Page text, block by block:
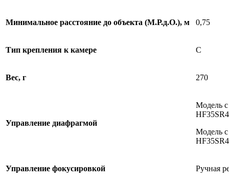
Минимальное расстояние до объекта (М.Р.д.О.), м 0,75
Тип крепления к камере C
Вес, г 270
Управление диафрагмой
Модель с
Модель
Управление фокусировкой Ручная